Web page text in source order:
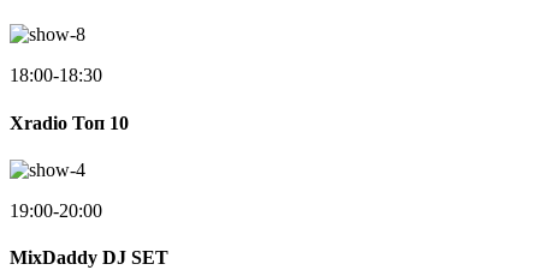
18:00-18:30
Xradio Топ 10
19:00-20:00
MixDaddy DJ SET